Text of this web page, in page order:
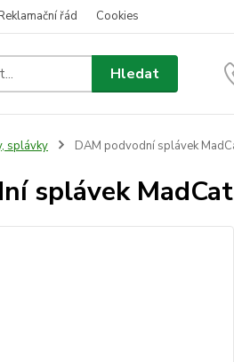
řád Cookies
Hledat
splávky DAM podvodní splávek
splávek